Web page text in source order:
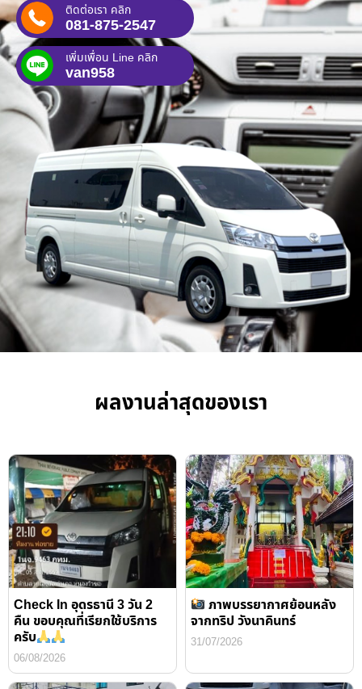
ติดต่อเรา คลิก
081-875-2547
เพิ่มเพื่อน Line คลิก
van958
ผลงานล่าสุดของเรา
Check In อุดรธานี 3 วัน 2
คืน ขอบคุณที่เรียกใช้บริการ
ครับ
06/08/2026
ภาพบรรยากาศย้อนหลัง
จากทริป วังนาคินทร์
31/07/2026